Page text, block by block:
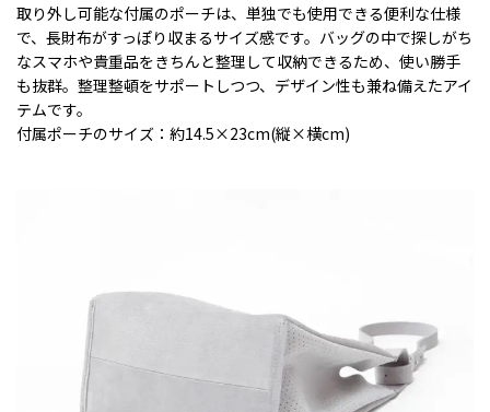
取り外し可能な付属のポーチは、単独でも使用できる便利な仕様
で、長財布がすっぽり収まるサイズ感です。バッグの中で探しがち
なスマホや貴重品をきちんと整理して収納できるため、使い勝手
も抜群。整理整頓をサポートしつつ、デザイン性も兼ね備えたアイ
テムです。
付属ポーチのサイズ：約14.5×23cm(縦×横cm)